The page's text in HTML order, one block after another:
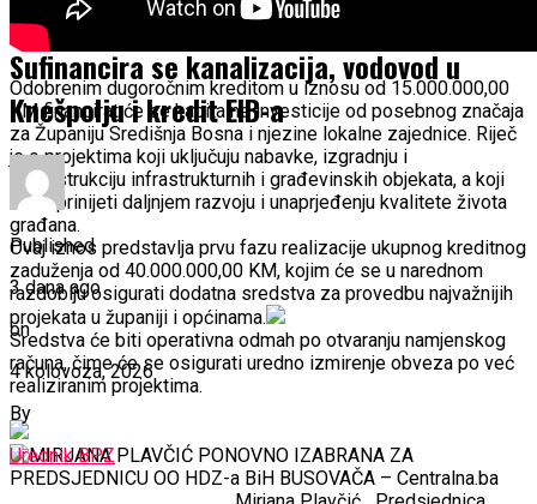
Odobrenim dugoročnim kreditom u iznosu od 15.000.000,00
KM financirat će se kapitalne investicije od posebnog značaja
za Županiju Središnja Bosna i njezine lokalne zajednice. Riječ
je o projektima koji uključuju nabavke, izgradnju i
rekonstrukciju infrastrukturnih i građevinskih objekata, a koji
će doprinijeti daljnjem razvoju i unaprjeđenju kvalitete života
građana.
Ovaj iznos predstavlja prvu fazu realizacije ukupnog kreditnog
zaduženja od 40.000.000,00 KM, kojim će se u narednom
razdoblju osigurati dodatna sredstva za provedbu najvažnijih
projekata u županiji i općinama.
Sredstva će biti operativna odmah po otvaranju namjenskog
računa, čime će se osigurati uredno izmirenje obveza po već
realiziranim projektima.
Nove investicije u Širokom Brijegu:
Sufinancira se kanalizacija, vodovod u
Knešpolju i kredit EIB-a
Published
3 dana ago
on
4 kolovoza, 2026
By
Urednik BPZ